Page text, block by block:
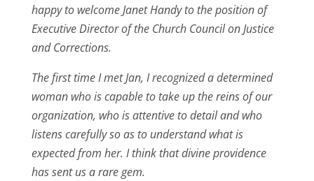
happy to welcome Janet Handy to the position of
Executive Director of the Church Council on Justice
and Corrections.
The first time I met Jan, I recognized a determined
woman who is capable to take up the reins of our
organization, who is attentive to detail and who
listens carefully so as to understand what is
expected from her. I think that divine providence
has sent us a rare gem.